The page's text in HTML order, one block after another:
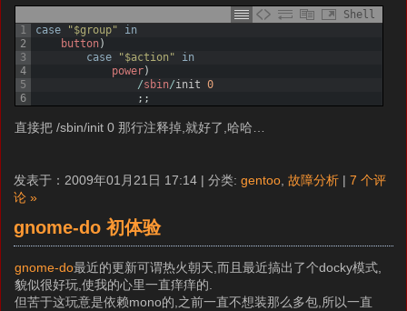
Shell
1
2
3
4
5
6
case "$group"
in
button)
case
"$action"
in
power)
/sbin/init 0
; ;
直接把 /sbin/init 0 那行注释掉,就好了,哈哈…
发表于：2009年01月21日 17:14 | 分类: gentoo 故障分析 | 7 个评
论 »
gnome-do 初体验
gnome-do最近的更新可谓热火朝天,而且最近搞出了个docky模式,
貌似很好玩,使我的心里一直痒痒的.
但苦于这玩意是依赖mono的,之前一直不想装那么多包,所以一直